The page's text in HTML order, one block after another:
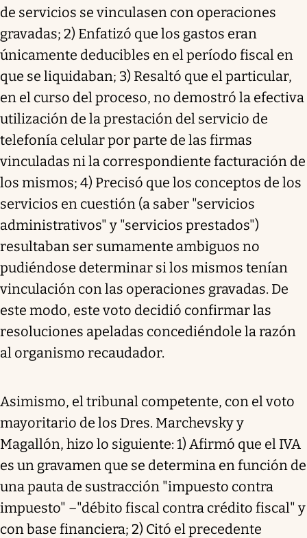
de servicios se vinculasen con operaciones
gravadas; 2) Enfatizó que los gastos eran
únicamente deducibles en el período fiscal en
que se liquidaban; 3) Resaltó que el particular,
en el curso del proceso, no demostró la efectiva
utilización de la prestación del servicio de
telefonía celular por parte de las firmas
vinculadas ni la correspondiente facturación de
los mismos; 4) Precisó que los conceptos de los
servicios en cuestión (a saber "servicios
administrativos" y "servicios prestados")
resultaban ser sumamente ambiguos no
pudiéndose determinar si los mismos tenían
vinculación con las operaciones gravadas. De
este modo, este voto decidió confirmar las
resoluciones apeladas concediéndole la razón
al organismo recaudador.
Asimismo, el tribunal competente, con el voto
mayoritario de los Dres. Marchevsky y
Magallón, hizo lo siguiente: 1) Afirmó que el IVA
es un gravamen que se determina en función de
una pauta de sustracción "impuesto contra
impuesto" –"débito fiscal contra crédito fiscal" y
con base financiera; 2) Citó el precedente